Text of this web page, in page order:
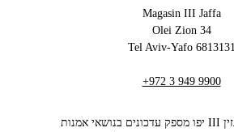
Magasin III Jaffa
34 Olei Zion
6813131 Tel Aviv-Yafo
+972 3 949 9900
הניוזלטר של מגזין III יפו מספק עדכונים בנושאי אמנות